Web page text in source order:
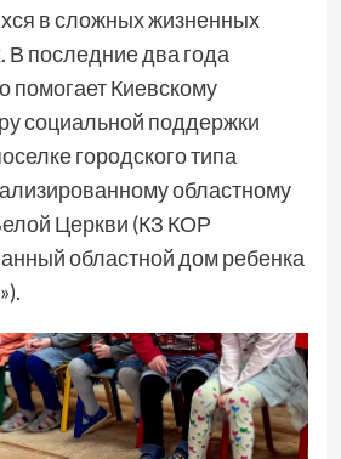
в сложных жизненных
В последние два года
помогает Киевскому
социальной поддержки
городского типа
областному
Церкви (КЗ КОР
областной дом ребенка